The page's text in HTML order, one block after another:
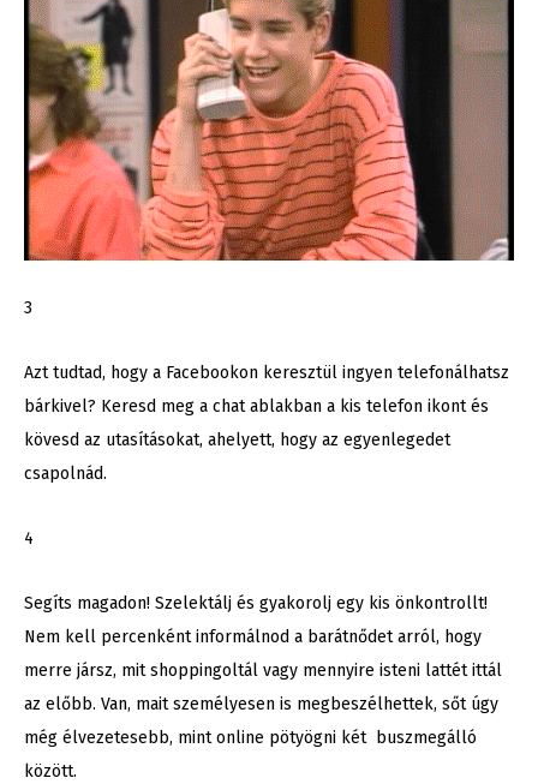
3
Azt tudtad, hogy a Facebookon keresztül ingyen telefonálhatsz
bárkivel? Keresd meg a chat ablakban a kis telefon ikont és
kövesd az utasításokat, ahelyett, hogy az egyenlegedet
csapolnád.
4
Segíts magadon! Szelektálj és gyakorolj egy kis önkontrollt!
Nem kell percenként informálnod a barátnődet arról, hogy
merre jársz, mit shoppingoltál vagy mennyire isteni lattét ittál
az előbb. Van, mait személyesen is megbeszélhettek, sőt úgy
még élvezetesebb, mint online pötyögni két buszmegálló
között.